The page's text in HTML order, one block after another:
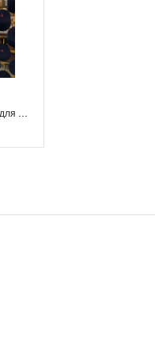
Хлопковая нить для вязания полотен и рукоделия